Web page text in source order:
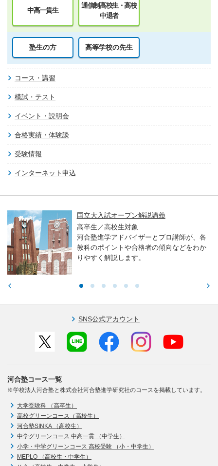
中高一貫生
通信制高校生・高校
中退者
塾生の方 高等学校の先生
コース・講習
模試・テスト
イベント・説明会
合格実績・体験談
受験情報
インターネット申込
国立大入試オープン解説講義
高卒生／高校生対象
河合塾進学アドバイザーとプロ講師が、各
教科のポイントや合格者の傾向などをわか
りやすく解説します。
SNS公式アカウント
河合塾コース一覧
※学校法人河合塾と株式会社河合塾進学研究社のコースを掲載しています。
大学受験科 （高卒生）
高校グリーンコース（高校生）
河合塾SINKA （高校生）
中学グリーンコース 中高一貫 （中学生）
小学・中学グリーンコース 高校受験 （小・中学生）
MEPLO （高校生・中学生）